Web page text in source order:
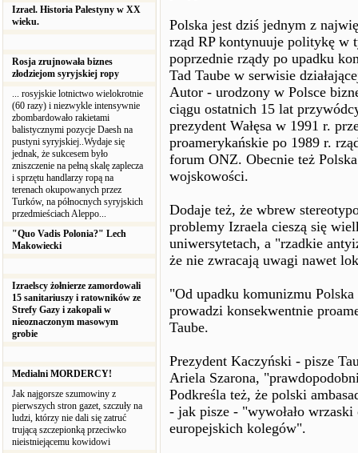
Izrael. Historia Palestyny w XX
wieku.
Rosja zrujnowała biznes
złodziejom syryjskiej ropy
... rosyjskie lotnictwo wielokrotnie
(60 razy) i niezwykle intensywnie
zbombardowało rakietami
balistycznymi pozycje Daesh na
pustyni syryjskiej..Wydaje się
jednak, że sukcesem było
zniszczenie na pełną skalę zaplecza
i sprzętu handlarzy ropą na
terenach okupowanych przez
Turków, na północnych syryjskich
przedmieściach Aleppo...
"Quo Vadis Polonia?" Lech
Makowiecki
Izraelscy żołnierze zamordowali
15 sanitariuszy i ratowników ze
Strefy Gazy i zakopali w
nieoznaczonym masowym
grobie
Medialni MORDERCY!
Jak najgorsze szumowiny z
pierwszych stron gazet, szczuły na
ludzi, którzy nie dali się zatruć
trującą szczepionką przeciwko
nieistniejącemu kowidowi
Polska jest dziś jednym z
rząd RP kontynuuje politykę w
poprzednie rządy po upadku
Tad Taube w serwisie
Autor - urodzony w Polsce
ciągu ostatnich 15 lat
prezydent Wałęsa w 1991 r.
proamerykańskie po 1989 r.
forum ONZ. Obecnie też
wojskowości.
Dodaje też, że wbrew
problemy Izraela cieszą się
uniwersytetach, a "rzadkie
że nie zwracają uwagi nawet
"Od upadku komunizmu
prowadzi konsekwentnie
Taube.
Prezydent Kaczyński - pisze
Ariela Szarona,
Podkreśla też, że polski
- jak pisze - "wywołało
europejskich kolegów".